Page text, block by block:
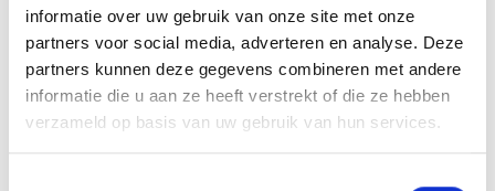
informatie over uw gebruik van onze site met onze
partners voor social media, adverteren en analyse. Deze
partners kunnen deze gegevens combineren met andere
informatie die u aan ze heeft verstrekt of die ze hebben
verzameld op basis van uw gebruik van hun services.
AANVULLENDE INFORMATIE